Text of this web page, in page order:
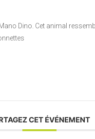
Dino. Cet animal
CET ÉVÉNEMENT